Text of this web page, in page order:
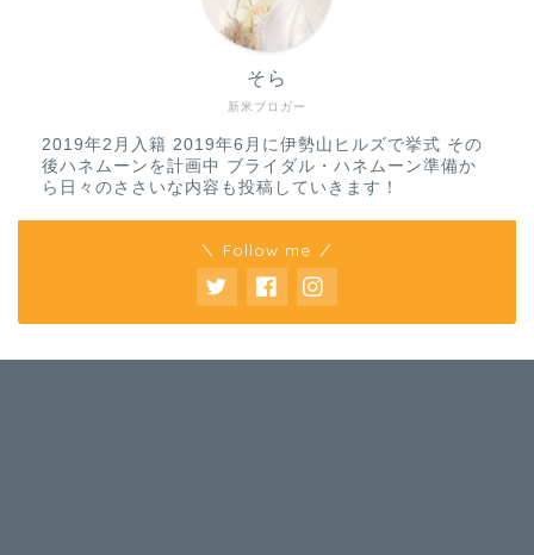
新米ブロガー
そら
2019年2月入籍 2019年6月に伊勢山ヒルズで挙式 その
後ハネムーンを計画中 ブライダル・ハネムーン準備か
ら日々のささいな内容も投稿していきます！
＼ Follow me ／